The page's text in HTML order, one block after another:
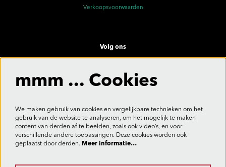
Verkoopsvoorwaarden
Volg ons
Aanmelden
mmm ... Cookies
We maken gebruik van cookies en vergelijkbare technieken om het
gebruik van de website te analyseren, om het mogelijk te maken
content van derden af te beelden, zoals ook video’s, en voor
verschillende andere toepassingen. Deze cookies worden ook
geplaatst door derden. Meer informatie…